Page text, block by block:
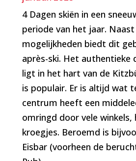
4 Dagen skiën in een
periode van het jaar. Naast
mogelijkheden biedt dit
après-ski. Het authentieke
ligt in het hart van de
is populair. Er is altijd wat
centrum heeft een
omringd door vele winkels,
kroegjes. Beroemd is
Eisbar (voorheen de